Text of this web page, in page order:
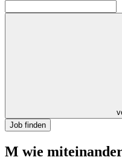
Job finden
M wie